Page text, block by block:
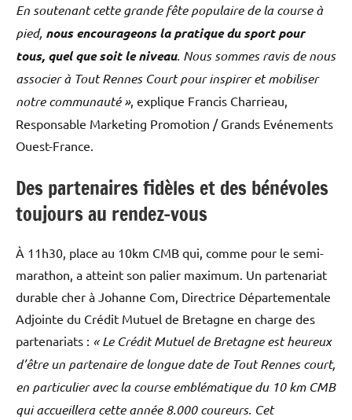
En soutenant cette grande fête populaire de la course à
pied, nous encourageons la pratique du sport pour
tous, quel que soit le niveau. Nous sommes ravis de nous
associer à Tout Rennes Court pour inspirer et mobiliser
notre communauté », explique Francis Charrieau,
Responsable Marketing Promotion / Grands Evénements
Ouest-France.
Des partenaires fidèles et des bénévoles
toujours au rendez-vous
À 11h30, place au 10km CMB qui, comme pour le semi-
marathon, a atteint son palier maximum. Un partenariat
durable cher à Johanne Com, Directrice Départementale
Adjointe du Crédit Mutuel de Bretagne en charge des
partenariats : « Le Crédit Mutuel de Bretagne est heureux
d’être un partenaire de longue date de Tout Rennes court,
en particulier avec la course emblématique du 10 km CMB
qui accueillera cette année 8.000 coureurs. Cet